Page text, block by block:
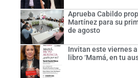
Aprueba Cabildo
Martínez para su
de agosto
Invitan este viernes
libro ‘Mamá, en tu